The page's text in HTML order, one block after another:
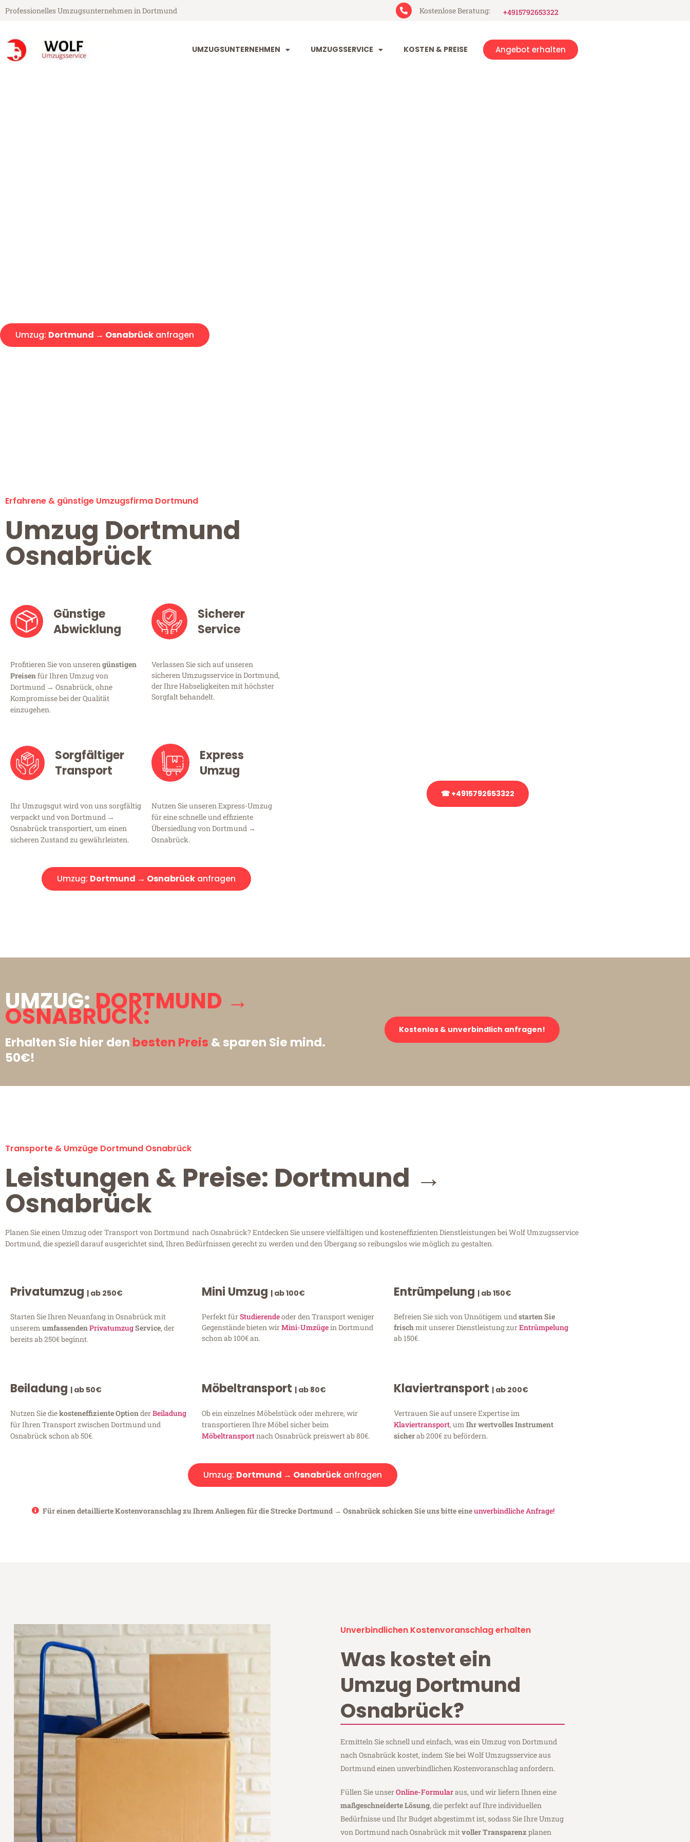
Professionelles Umzugsunternehmen in Dortmund Kostenlose Beratung: +4915792653322
UMZUGSUNTERNEHMEN UMZUGSSERVICE KOSTEN & PREISE Angebot erhalten
Umzug: Dortmund → Osnabrück anfragen
Erfahrene & günstige Umzugsfirma Dortmund
Umzug Dortmund
Osnabrück
Günstige
Abwicklung
Profitieren Sie von unserengünstigen
Preisenfür Ihren Umzug von
Dortmund → Osnabrück, ohne
Kompromisse bei der Qualität
einzugehen.
Sicherer
Service
Verlassen Sie sich auf unseren
sicheren Umzugsservice in Dortmund,
der Ihre Habseligkeiten mit höchster
Sorgfalt behandelt.
Sorgfältiger
Transport
Ihr Umzugsgut wird von uns sorgfältig
verpackt und von Dortmund →
Osnabrück transportiert, um einen
sicheren Zustand zu gewährleisten.
Express
Umzug
Nutzen Sie unseren Express-Umzug
für eine schnelle und effiziente
Übersiedlung von Dortmund →
Osnabrück.
Umzug: Dortmund → Osnabrück anfragen
☎ +4915792653322
UMZUG:DORTMUND →
OSNABRÜCK:
Erhalten Sie hier den besten Preis & sparen Sie mind.
50€!
Kostenlos & unverbindlich anfragen!
Transporte & Umzüge Dortmund Osnabrück
Leistungen & Preise: Dortmund →
Osnabrück
Planen Sie einen Umzug oder Transport von Dortmund nach Osnabrück? Entdecken Sie unsere vielfältigen und kosteneffizienten Dienstleistungen bei Wolf Umzugsservice
Dortmund, die speziell darauf ausgerichtet sind, Ihren Bedürfnissen gerecht zu werden und den Übergang so reibungslos wie möglich zu gestalten.
Privatumzug | ab 250€
Starten Sie Ihren Neuanfang in Osnabrück mit
unserem umfassendenPrivatumzugService, der
bereits ab 250€ beginnt.
Mini Umzug | ab 100€
Perfekt fürStudierendeoder den Transport weniger
Gegenstände bieten wirMini-Umzügein Dortmund
schon ab 100€ an.
Entrümpelung | ab 150€
Befreien Sie sich von Unnötigem undstarten Sie
frischmit unserer Dienstleistung zurEntrümpelung
ab 150€.
Beiladung | ab 50€
Nutzen Sie diekosteneffiziente OptionderBeiladung
für Ihren Transport zwischen Dortmund und
Osnabrück schon ab 50€.
Möbeltransport | ab 80€
Ob ein einzelnes Möbelstück oder mehrere, wir
transportieren Ihre Möbel sicher beim
Möbeltransportnach Osnabrück preiswert ab 80€.
Klaviertransport | ab 200€
Vertrauen Sie auf unsere Expertise im
Klaviertransport, um Ihr wertvolles Instrument
sicherab 200€ zu befördern.
Umzug: Dortmund → Osnabrück anfragen
Für einen detaillierte Kostenvoranschlag zu Ihrem Anliegen für die Strecke Dortmund → Osnabrück schicken Sie uns bitte eineunverbindliche Anfrage!
Unverbindlichen Kostenvoranschlag erhalten
Was kostet ein
Umzug Dortmund
Osnabrück?
Ermitteln Sie schnell und einfach, was ein Umzug von Dortmund
nach Osnabrück kostet, indem Sie bei Wolf Umzugsservice aus
Dortmund einen unverbindlichen Kostenvoranschlag anfordern.
Füllen Sie unserOnline-Formularaus, und wir liefern Ihnen eine
maßgeschneiderte Lösung, die perfekt auf Ihre individuellen
Bedürfnisse und Ihr Budget abgestimmt ist, sodass Sie Ihre Umzug
von Dortmund nach Osnabrück mitvoller Transparenz planen